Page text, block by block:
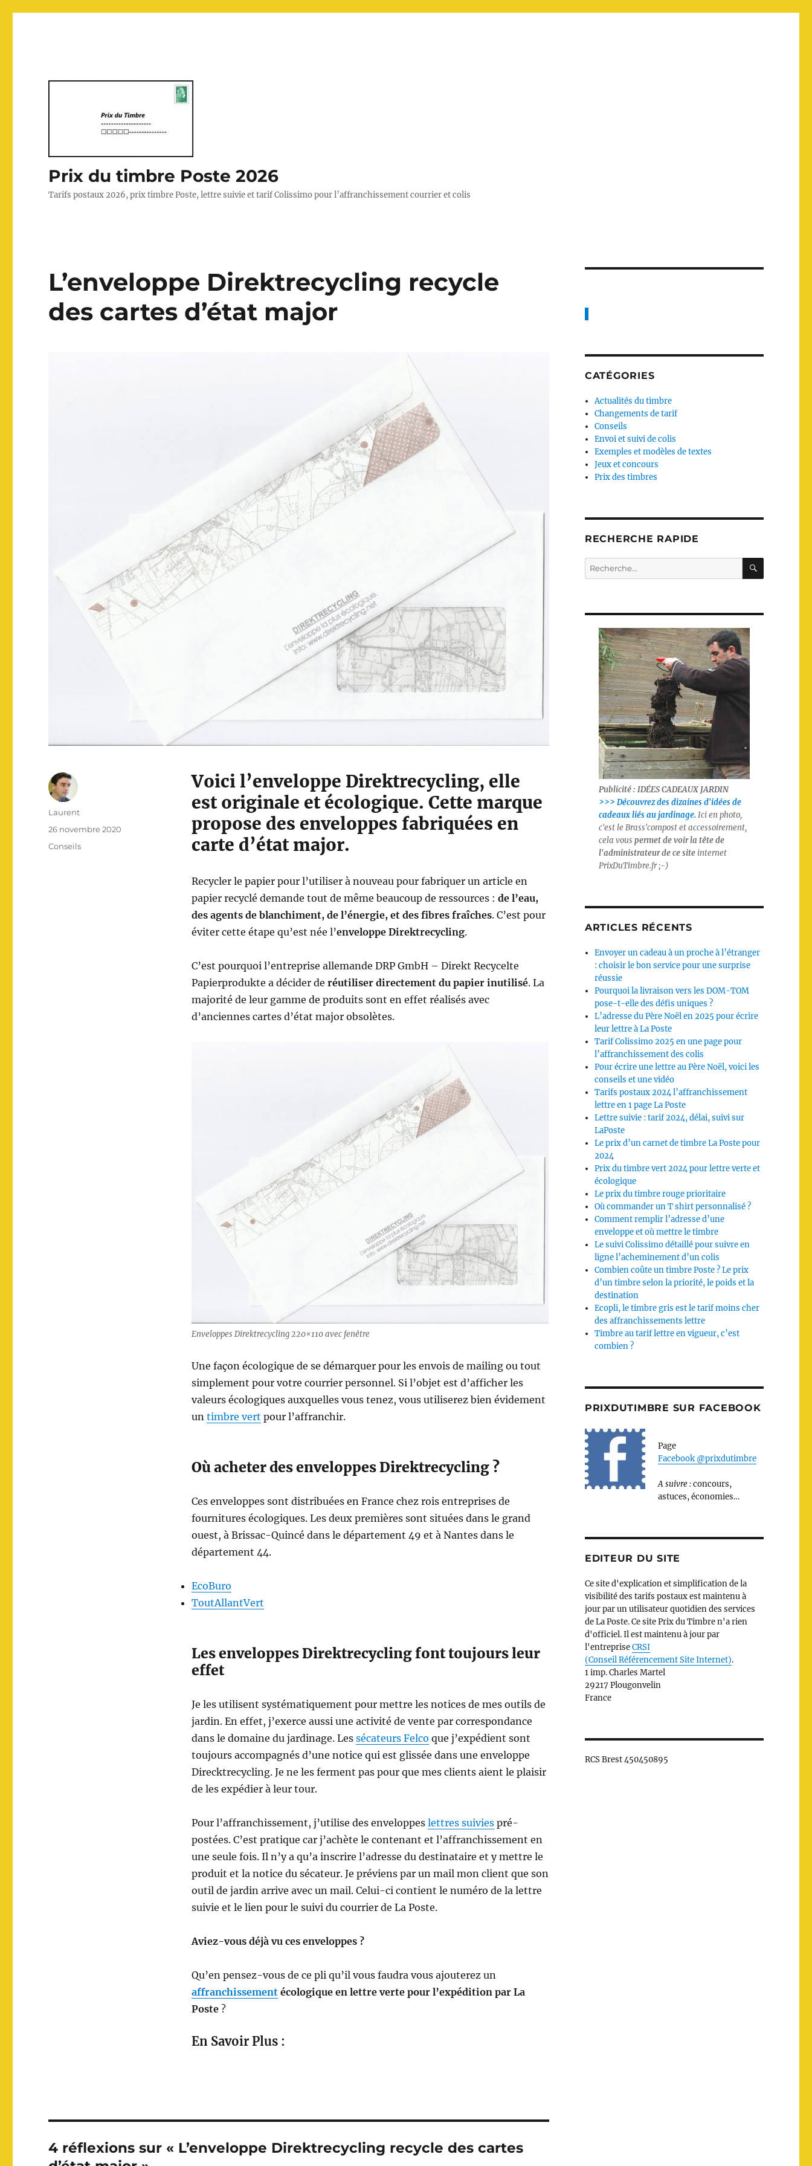
Prix du timbre Poste 2026
Tarifs postaux 2026, prix timbre Poste, lettre suivie et tarif Colissimo pour l’affranchissement courrier et colis
L’enveloppe Direktrecycling recycle
des cartes d’état major
Voici l’enveloppe Direktrecycling, elle
est originale et écologique. Cette marque
propose des enveloppes fabriquées en
carte d’état major.
Recycler le papier pour l’utiliser à nouveau pour fabriquer un article en
papier recyclé demande tout de même beaucoup de ressources : de l’eau,
des agents de blanchiment, de l’énergie, et des fibres fraîches. C’est pour
éviter cette étape qu’est née l’enveloppe Direktrecycling.
C’est pourquoi l’entreprise allemande DRP GmbH – Direkt Recycelte
Papierprodukte a décider de réutiliser directement du papier inutilisé. La
majorité de leur gamme de produits sont en effet réalisés avec
d’anciennes cartes d’état major obsolètes.
Enveloppes Direktrecycling 220×110 avec fenêtre
Une façon écologique de se démarquer pour les envois de mailing ou tout
simplement pour votre courrier personnel. Si l’objet est d’afficher les
valeurs écologiques auxquelles vous tenez, vous utiliserez bien évidement
un timbre vert pour l’affranchir.
Où acheter des enveloppes Direktrecycling ?
Ces enveloppes sont distribuées en France chez rois entreprises de
fournitures écologiques. Les deux premières sont situées dans le grand
ouest, à Brissac-Quincé dans le département 49 et à Nantes dans le
département 44.
EcoBuro
ToutAllantVert
Les enveloppes Direktrecycling font toujours leur
effet
Je les utilisent systématiquement pour mettre les notices de mes outils de
jardin. En effet, j’exerce aussi une activité de vente par correspondance
dans le domaine du jardinage. Les sécateurs Felco que j’expédient sont
toujours accompagnés d’une notice qui est glissée dans une enveloppe
Direcktrecycling. Je ne les ferment pas pour que mes clients aient le plaisir
de les expédier à leur tour.
Pour l’affranchissement, j’utilise des enveloppes lettres suiviespré-
postées. C’est pratique car j’achète le contenant et l’affranchissement en
une seule fois. Il n’y a qu’a inscrire l’adresse du destinataire et y mettre le
produit et la notice du sécateur. Je préviens par un mail mon client que son
outil de jardin arrive avec un mail. Celui-ci contient le numéro de la lettre
suivie et le lien pour le suivi du courrier de La Poste.
Aviez-vous déjà vu ces enveloppes ?
Qu’en pensez-vous de ce pli qu’il vous faudra vous ajouterez un
affranchissementécologique en lettre verte pour l’expédition par La
Poste?
En Savoir Plus :
A
u
e
Laurent
P
u
26 novembre 2020
C
Conseils
4 réflexions sur « L’enveloppe Direktrecycling recycle des cartes
CATÉGORIES
Actualités du timbre
Changements de tarif
Conseils
Envoi et suivi de colis
Exemples et modèles de textes
Jeux et concours
Prix des timbres
RECHERCHE RAPIDE
e
e
R
C
H
Publicité : IDÉES CADEAUX JARDIN
>>> Découvrez des dizaines d'idées de
cadeaux liés au jardinage.Ici en photo,
c'est le Brass'compost et accessoirement,
cela vous permet de voir la tête de
l'administrateur de ce siteinternet
PrixDuTimbre.fr;-)
ARTICLES RÉCENTS
Envoyer un cadeau à un proche à l’étranger
: choisir le bon service pour une surprise
réussie
Pourquoi la livraison vers les DOM-TOM
pose-t-elle des défis uniques ?
L’adresse du Père Noël en 2025 pour écrire
leur lettre à La Poste
Tarif Colissimo 2025 en une page pour
l’affranchissement des colis
Pour écrire une lettre au Père Noël, voici les
conseils et une vidéo
Tarifs postaux 2024 l’affranchissement
lettre en 1 page La Poste
Lettre suivie : tarif 2024, délai, suivi sur
LaPoste
Le prix d’un carnet de timbre La Poste pour
2024
Prix du timbre vert 2024 pour lettre verte et
écologique
Le prix du timbre rouge prioritaire
Où commander un T shirt personnalisé ?
Comment remplir l’adresse d’une
enveloppe et où mettre le timbre
Le suivi Colissimo détaillé pour suivre en
ligne l’acheminement d’un colis
Combien coûte un timbre Poste ? Le prix
d’un timbre selon la priorité, le poids et la
destination
Ecopli, le timbre gris est le tarif moins cher
des affranchissements lettre
Timbre au tarif lettre en vigueur, c’est
combien ?
PRIXDUTIMBRE SUR FACEBOOK
Page
Facebook @prixdutimbre
A suivre :concours,
astuces, économies…
EDITEUR DU SITE
Ce site d'explication et simplification de la
visibilité des tarifs postaux est maintenu à
jour par un utilisateur quotidien des services
de La Poste. Ce site Prix du Timbre n'a rien
d'officiel. Il est maintenu à jour par
l'entrepriseCRSI
(Conseil Référencement Site Internet).
1 imp. Charles Martel
29217 Plougonvelin
France
RCS Brest 450450895